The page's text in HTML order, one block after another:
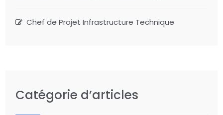
Chef de Projet Infrastructure Technique
Catégorie d’articles